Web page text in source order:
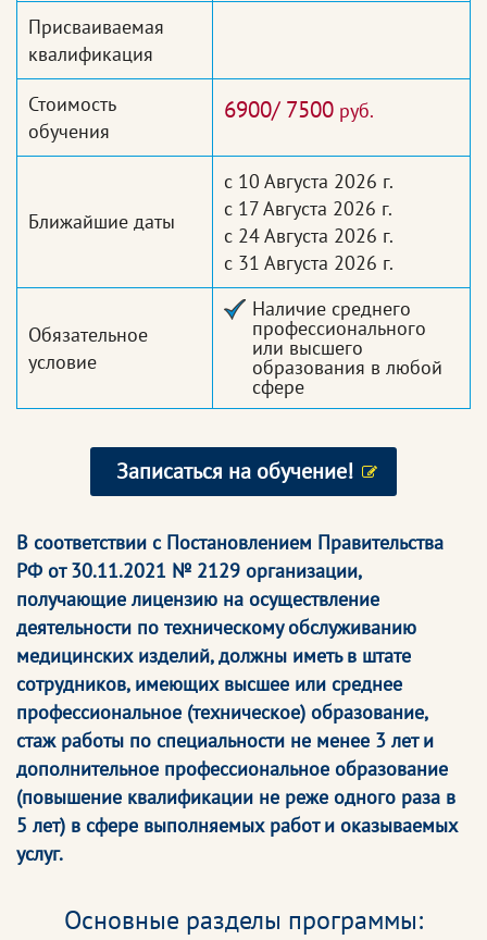
Присваиваемая
квалификация
Стоимость
обучения
6900/ 7500 руб.
Ближайшие даты
с 10 Августа 2026 г.
с 17 Августа 2026 г.
с 24 Августа 2026 г.
с 31 Августа 2026 г.
Обязательное
условие
Наличие среднего
профессионального
или высшего
образования в любой
сфере
Записаться на обучение!
В соответствии с Постановлением Правительства
РФ от 30.11.2021 № 2129 организации,
получающие лицензию на осуществление
деятельности по техническому обслуживанию
медицинских изделий, должны иметь в штате
сотрудников, имеющих высшее или среднее
профессиональное (техническое) образование,
стаж работы по специальности не менее 3 лет и
дополнительное профессиональное образование
(повышение квалификации не реже одного раза в
5 лет) в сфере выполняемых работ и оказываемых
услуг.
Основные разделы программы: